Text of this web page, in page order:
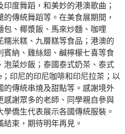
度舞蹈，和美妙的港澳歌曲；
傳統舞蹈等。在美食展期間，
包、椰漿飯、馬來炒麵、咖哩
糯米糕、九層糕等食品；港澳的
賓納、雞絲翅、鹹檸檬七喜等食
泡菜炒飯；泰國泰式奶茶、泰式
印尼的印尼咖啡和印尼拉茶；以
的傳統串燒及甜點等。感謝境外
感謝眾多的老師、同學親自參與
僑生代表展示各國傳統服裝。
束，期待明年再見。